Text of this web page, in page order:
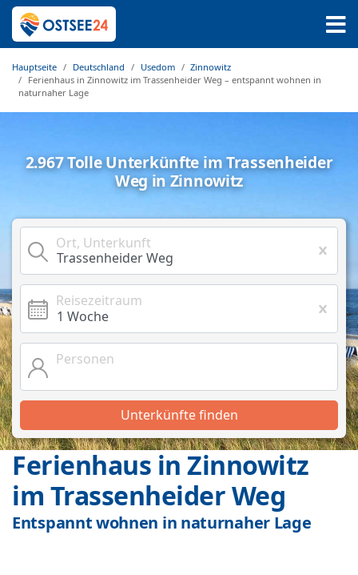
Hauptseite Deutschland Usedom
Zinnowitz
Ferienhaus in Zinnowitz im Trassenheider Weg – entspannt wohnen in
naturnaher Lage
2.967 Tolle Unterkünfte im Trassenheider
Weg in Zinnowitz
Ort, Unterkunft
Reisezeitraum
Personen
Unterkünfte finden
Ferienhaus in Zinnowitz
im Trassenheider Weg
Entspannt wohnen in naturnaher Lage